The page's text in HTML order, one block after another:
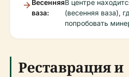
Весенняя
ваза:
В центре
(весенняя ваза),
попробовать
Реставрация и